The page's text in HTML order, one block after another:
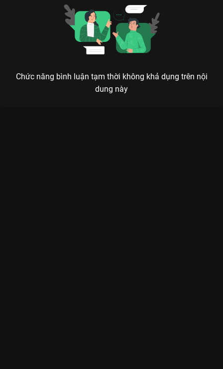
Chức năng bình luận tạm thời không khả dụng trên nội
dung này